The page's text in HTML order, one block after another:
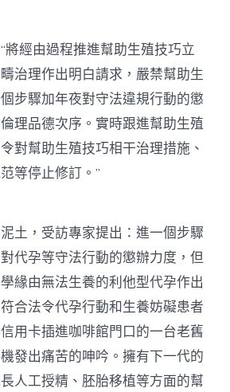
將經由過程推進幫助生殖技巧立
治理作出明白請求，嚴禁幫助生
步驟加年夜對守法違規行動的懲
理品德次序。實時跟進幫助生殖
對幫助生殖技巧相干治理措施、
等停止修訂。”
土，受訪專家提出：進一個步驟
代孕等守法行動的懲辦力度，但
緣由無法生養的利他型代孕作出
合法令代孕行動和生養妨礙患者
用卡插進咖啡館門口的一台老舊
發出痛苦的呻吟。擁有下一代的
人工授精、胚胎移植等方面的幫